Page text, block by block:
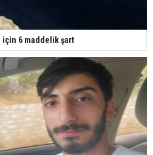
için 6 maddelik şart